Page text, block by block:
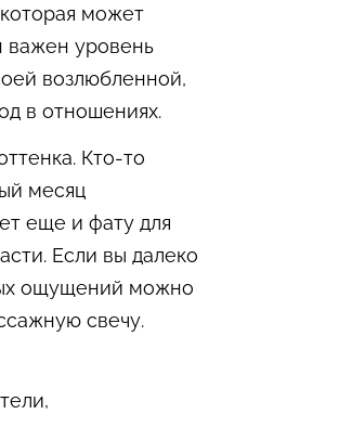
может
важен уровень
возлюбленной,
в отношениях.
Кто-то
месяц
еще и фату для
Если вы далеко
ощущений можно
свечу.